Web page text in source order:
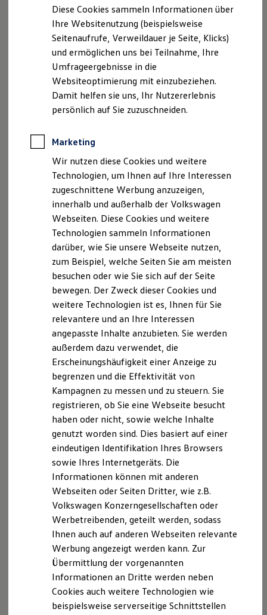
Behörden
Direktkunden
Sonderfahrzeuge
Anpfiff zum Gewinn
Elektromobilität
Elektroautos
ID. Tutorials
Elektrofahrzeugkonzepte
ID. EVERY1
Reichweite
Rekuperation
Laden unterwegs
Laden Zuhause
Ladestationen finden
Ladezeitensimulator
Batterie
Sicherheit
Nachhaltigkeit
Technologie
Kosten und Kauf
Verbrauchskosten
Kaufoptionen
E-Auto-Förderung
Software und Konnektivität
Die ID. Software 6
ID. Software Versionen und Updates
Digitale Extras
Schnittstellen zu Ihrem ID.
Marke und Erlebnis
Volkswagen R und R Experience
R-Modelle
R Experience
Driving Experience
Volkswagen entdecken
Werkbesichtigung
Lifestyle Shop
T-Roc Kollektion
Golf Kollektion
Volkswagen Kollektion
R-Kollektion
GTI Kollektion
Fußball Drop
we drive football
#wedriveproud
Besitzer und Service
myVolkswagen
Software Updates
Service und Ersatzteile
Inspektion und HU/AU
Möglichkeiten und Vorteile der Rekuperation
Bei den meisten Alltagsbremsungen leistet der
Elektromotor die Verzögerung allein. Erst bei stärkeren
Bremsvorgängen aktiviert der elektronische
Bremskraftverstärker die mechanischen Radbremsen.
Gerade im Stadtverkehr macht sich der Effekt der
Bremsenergierückgewinnung aufgrund vermehrter und
Dabei gilt: Je gefühlvoller Sie bremsen, desto mehr Energie
kann zurückgewonnen werden.
Das Rekuperieren und somit die Energierückgewinnung
funktioniert übrigens auch im Schubbetrieb, sprich wenn Sie
während der Fahrt im Brake-Modus (Fahrstufe „B“) den Fuß
vom Gas nehmen. Die einsetzende Verzögerung können Sie
spüren, aber das Auto kommt nicht zum Stillstand.
Ihre Vorteile
Effizient:
Kinetische Energie geht nicht verloren, sondern
wird in elektrische Energie umgewandelt.
Mehr Reichweite:
Dank der zurückgewonnenen Energie kann Ihr
Elektro- oder Hybridauto weitere Strecken
zurücklegen.
Schonend:
Durch den Rekuperationsvorgang werden Ihre
Bremsen weniger mechanisch belastet.
Diese Cookies sammeln Informationen über
Ihre Websitenutzung (beispielsweise
Seitenaufrufe, Verweildauer je Seite, Klicks)
und ermöglichen uns bei Teilnahme, Ihre
Umfrageergebnisse in die
Websiteoptimierung mit einzubeziehen.
Damit helfen sie uns, Ihr Nutzererlebnis
persönlich auf Sie zuzuschneiden.
Marketing
Wir nutzen diese Cookies und weitere
Technologien, um Ihnen auf Ihre Interessen
zugeschnittene Werbung anzuzeigen,
innerhalb und außerhalb der Volkswagen
Webseiten. Diese Cookies und weitere
Technologien sammeln Informationen
darüber, wie Sie unsere Webseite nutzen,
zum Beispiel, welche Seiten Sie am meisten
besuchen oder wie Sie sich auf der Seite
bewegen. Der Zweck dieser Cookies und
weitere Technologien ist es, Ihnen für Sie
relevantere und an Ihre Interessen
angepasste Inhalte anzubieten. Sie werden
außerdem dazu verwendet, die
Erscheinungshäufigkeit einer Anzeige zu
begrenzen und die Effektivität von
Kampagnen zu messen und zu steuern. Sie
registrieren, ob Sie eine Webseite besucht
haben oder nicht, sowie welche Inhalte
genutzt worden sind. Dies basiert auf einer
eindeutigen Identifikation Ihres Browsers
sowie Ihres Internetgeräts. Die
Informationen können mit anderen
Webseiten oder Seiten Dritter, wie z.B.
Volkswagen Konzerngesellschaften oder
Werbetreibenden, geteilt werden, sodass
Ihnen auch auf anderen Webseiten relevante
Werbung angezeigt werden kann. Zur
Übermittlung der vorgenannten
Informationen an Dritte werden neben
Cookies auch weitere Technologien wie
beispielsweise serverseitige Schnittstellen